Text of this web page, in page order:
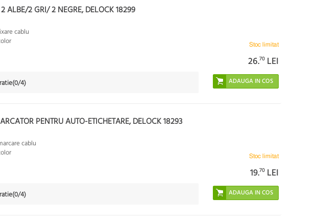
ALBE/2 GRI/ 2 NEGRE, DELOCK 18299
cablu
(0/4)
Stoc limitat
26.70 LEI
PENTRU AUTO-ETICHETARE, DELOCK 18293
cablu
(0/4)
Stoc limitat
19.70 LEI